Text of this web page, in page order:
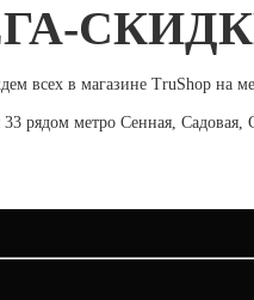
всех в магазине TruShop на
рядом метро Сенная, Садовая,